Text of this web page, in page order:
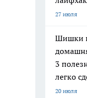
27 июля
Шишки
3
легко
20 июля